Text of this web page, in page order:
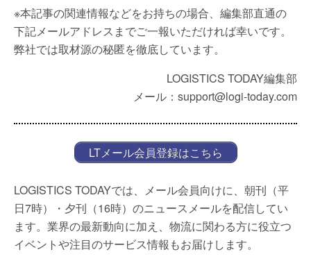
※本記事の関連情報などをお持ちの場合、編集部直通の
下記メールアドレスまでご一報いただければ幸いです。
弊社では取材源の秘匿を徹底しています。
LOGISTICS TODAY編集部
メール：support@logi-today.com
LTメール会員登録はこちら
LOGISTICS TODAYでは、メール会員向けに、朝刊（平
日7時）・夕刊（16時）のニュースメールを配信してい
ます。業界の最新動向に加え、物流に関わる方に役立つ
イベントや注目のサービス情報もお届けします。